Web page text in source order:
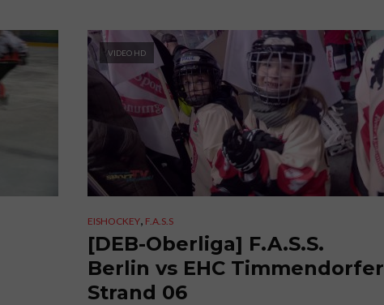
VIDEO HD
EISHOCKEY F.A.S.S
[DEB-Oberliga] F.A.S.S.
Berlin vs EHC Timmendorfer
Strand 06